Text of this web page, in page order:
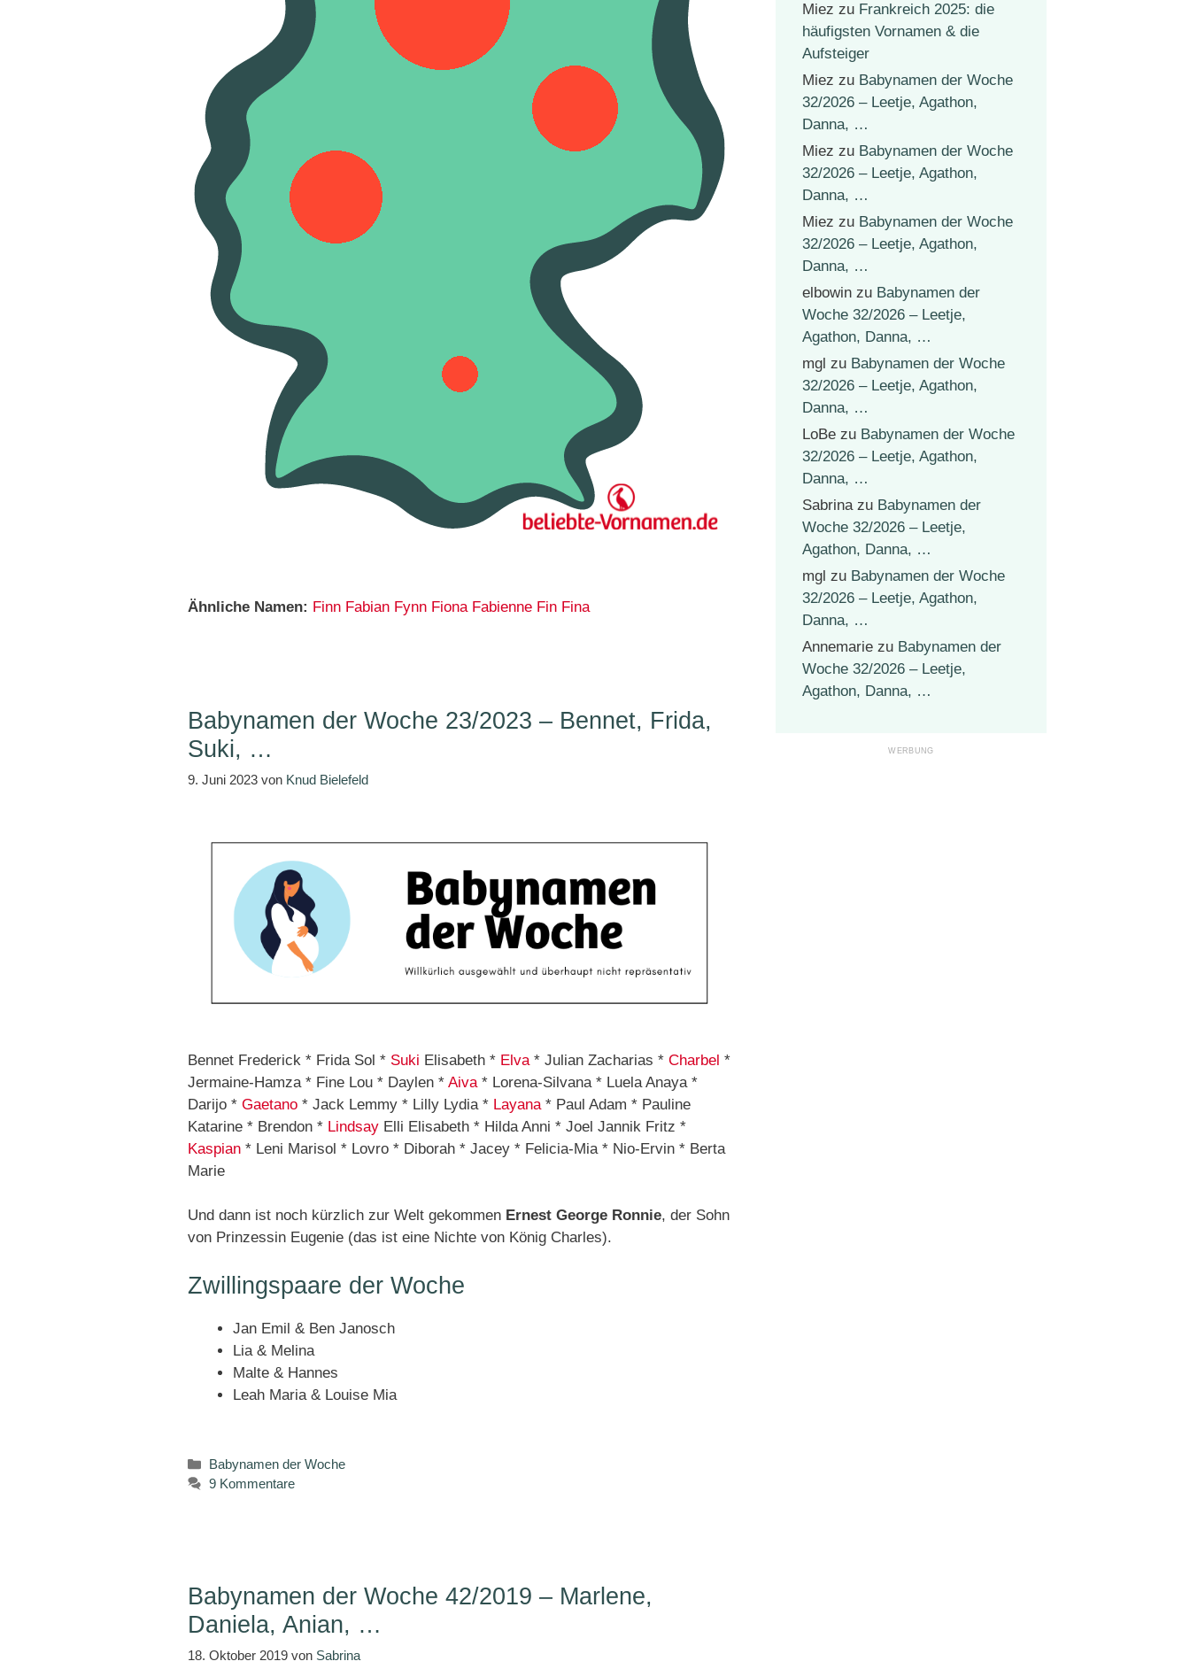
Ähnliche Namen: Finn Fabian Fynn Fiona Fabienne Fin Fina
Babynamen der Woche 23/2023 – Bennet, Frida,
Suki, …
9. Juni 2023 von Knud Bielefeld
Bennet Frederick * Frida Sol * Suki Elisabeth * Elva * Julian Zacharias * Charbel *
Jermaine-Hamza * Fine Lou * Daylen * Aiva * Lorena-Silvana * Luela Anaya *
Darijo * Gaetano * Jack Lemmy * Lilly Lydia * Layana * Paul Adam * Pauline
Katarine * Brendon * Lindsay Elli Elisabeth * Hilda Anni * Joel Jannik Fritz *
Kaspian * Leni Marisol * Lovro * Diborah * Jacey * Felicia-Mia * Nio-Ervin * Berta
Marie
Und dann ist noch kürzlich zur Welt gekommen Ernest George Ronnie, der Sohn
von Prinzessin Eugenie (das ist eine Nichte von König Charles).
Zwillingspaare der Woche
Jan Emil & Ben Janosch
Lia & Melina
Malte & Hannes
Leah Maria & Louise Mia
Kategorien
Babynamen der Woche
9 Kommentare
Babynamen der Woche 42/2019 – Marlene,
Daniela, Anian, …
18. Oktober 2019 von Sabrina
Miez zu Frankreich 2025: die
häufigsten Vornamen & die
Aufsteiger
Miez zu Babynamen der Woche
32/2026 – Leetje, Agathon,
Danna, …
Miez zu Babynamen der Woche
32/2026 – Leetje, Agathon,
Danna, …
Miez zu Babynamen der Woche
32/2026 – Leetje, Agathon,
Danna, …
elbowin zu Babynamen der
Woche 32/2026 – Leetje,
Agathon, Danna, …
mgl zu Babynamen der Woche
32/2026 – Leetje, Agathon,
Danna, …
LoBe zu Babynamen der Woche
32/2026 – Leetje, Agathon,
Danna, …
Sabrinazu Babynamen der
Woche 32/2026 – Leetje,
Agathon, Danna, …
mgl zu Babynamen der Woche
32/2026 – Leetje, Agathon,
Danna, …
Annemarie zu Babynamen der
Woche 32/2026 – Leetje,
Agathon, Danna, …